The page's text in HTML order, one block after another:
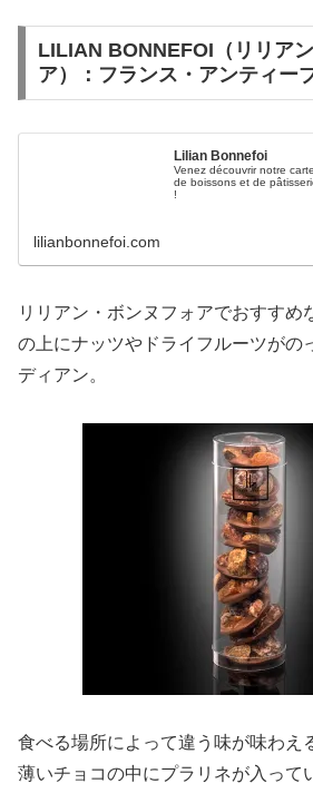
LILIAN BONNEFOI（リリア
ア）：フランス・アンティー
Lilian Bonnefoi
Venez découvrir notre
de boissons et de
!
lilianbonnefoi.com
リリアン・ボンヌフォアでおすすめ
の上にナッツやドライフルーツがの
ディアン。
食べる場所によって違う味が味わえ
薄いチョコの中にプラリネが入って